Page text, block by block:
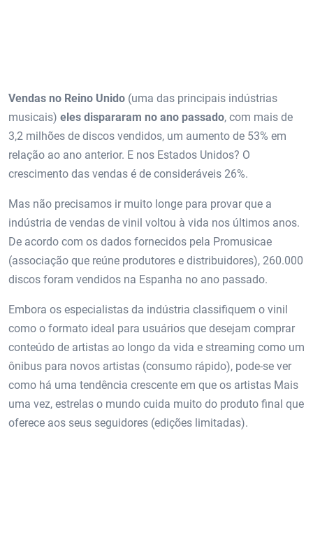
Vendas no Reino Unido (uma das principais indústrias
musicais) eles dispararam no ano passado, com mais de
3,2 milhões de discos vendidos, um aumento de 53% em
relação ao ano anterior. E nos Estados Unidos? O
crescimento das vendas é de consideráveis ​​26%.
Mas não precisamos ir muito longe para provar que a
indústria de vendas de vinil voltou à vida nos últimos anos.
De acordo com os dados fornecidos pela Promusicae
(associação que reúne produtores e distribuidores), 260.000
discos foram vendidos na Espanha no ano passado.
Embora os especialistas da indústria classifiquem o vinil
como o formato ideal para usuários que desejam comprar
conteúdo de artistas ao longo da vida e streaming como um
ônibus para novos artistas (consumo rápido), pode-se ver
como há uma tendência crescente em que os artistas Mais
uma vez, estrelas o mundo cuida muito do produto final que
oferece aos seus seguidores (edições limitadas).